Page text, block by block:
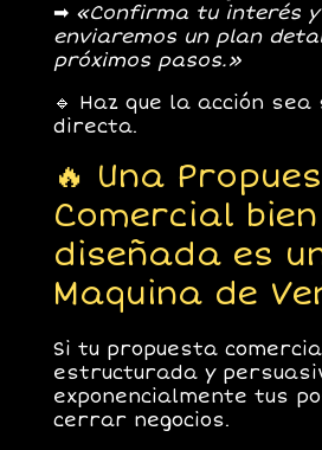
➡ «Confirma tu interés
enviaremos un plan
próximos pasos.»
🔹 Haz que la acción sea
directa.
🔥 Una
Comercial bien
diseñada es
Maquina de
Si tu propuesta
estructurada y
exponencialmente tus
cerrar negocios.